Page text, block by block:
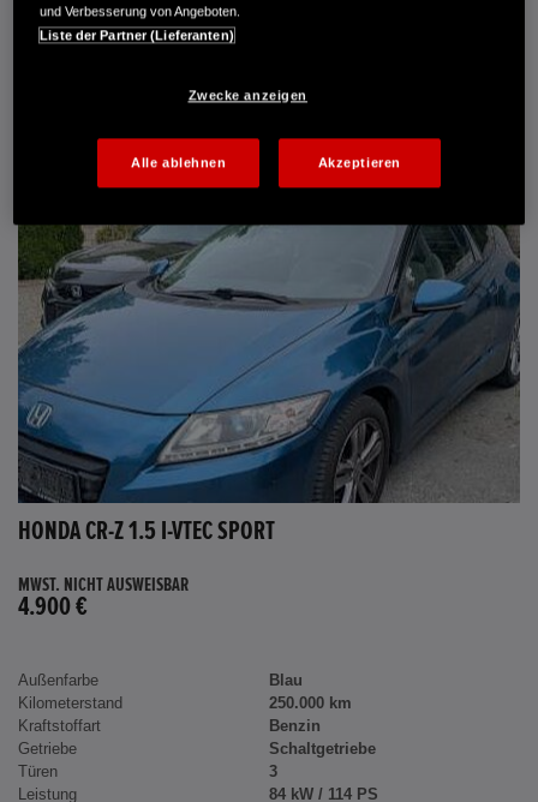
DETAILS
HONDA CR-Z 1.5 I-VTEC SPORT
MWST. NICHT AUSWEISBAR
4.900 €
Außenfarbe
Blau
Kilometerstand
250.000 km
Kraftstoffart
Benzin
Getriebe
Schaltgetriebe
Türen
3
Leistung
84 kW / 114 PS
und Verbesserung von Angeboten.
Liste der Partner (Lieferanten)
Zwecke anzeigen
Alle ablehnen Akzeptieren